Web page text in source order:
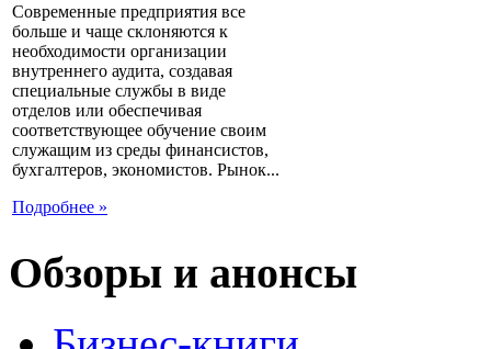
Современные предприятия все
больше и чаще склоняются к
необходимости организации
внутреннего аудита, создавая
специальные службы в виде
отделов или обеспечивая
соответствующее обучение своим
служащим из среды финансистов,
бухгалтеров, экономистов. Рынок...
Подробнее »
Обзоры и анонсы